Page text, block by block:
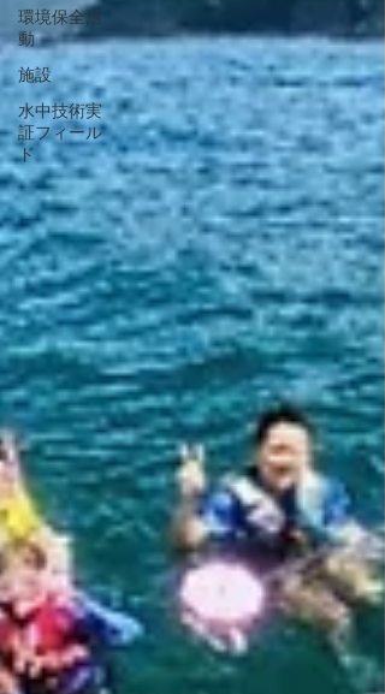
環境保全活
動
施設
水中技術実
証フィール
ド